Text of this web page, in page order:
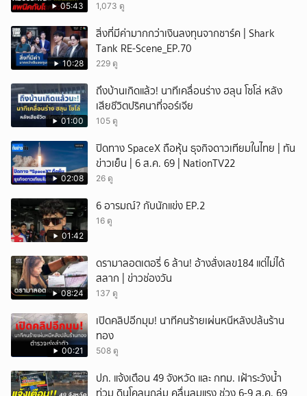
05:43 1,073 ดู
10:28
สิ่งที่มีค่ามากกว่าเงินลงทุนจากชาร์ค | Shark
Tank RE-Scene_EP.70
229 ดู
01:00
ถึงบ้านเกิดแล้ว! นาทีเคลื่อนร่าง ฮลุน โซโล่ หลัง
เสียชีวิตปริศนาที่จอร์เจีย
105 ดู
02:08
ปิดทาง SpaceX ถือหุ้น ธุจกิจดาวเทียมในไทย | ทัน
ข่าวเย็น | 6 ส.ค. 69 | NationTV22
26 ดู
01:42
6 อารมณ์? กับนักแข่ง EP.2
16 ดู
08:24
ดรามาลอตเตอรี่ 6 ล้าน! อ้างสั่งเลข184 แต่ไม่ได้
สลาก | ข่าวช่องวัน
137 ดู
00:21
เปิดคลิปอีกมุม! นาทีคนร้ายเผ่นหนีหลังปล้uร้าน
ทอง
508 ดู
ปภ. แจ้งเตือน 49 จังหวัด และ กทม. เฝ้าระวังน้ำ